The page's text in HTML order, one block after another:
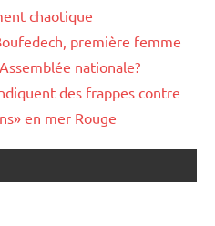
chaotique
première femme
nationale?
des frappes contre
en mer Rouge